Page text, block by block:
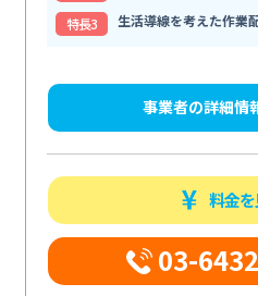
特⻑3
生活導線を考えた作業
事業者の詳細情
料金
03-